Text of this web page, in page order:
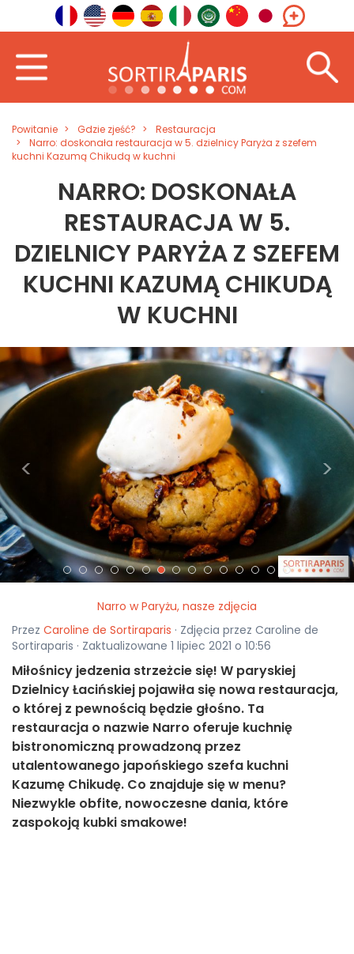
Powitanie Gdzie zjeść?
Restauracja
Narro: doskonała restauracja w 5. dzielnicy Paryża z szefem
kuchni Kazumą Chikudą w kuchni
NARRO: DOSKONAŁA
RESTAURACJA W 5.
DZIELNICY PARYŻA Z SZEFEM
KUCHNI KAZUMĄ CHIKUDĄ
W KUCHNI
< >
Narro w Paryżu, nasze zdjęcia
Przez Caroline de Sortiraparis · Zdjęcia przez Caroline de
Sortiraparis · Zaktualizowane 1 lipiec 2021 o 10:56
Miłośnicy jedzenia strzeżcie się! W paryskiej
Dzielnicy Łacińskiej pojawiła się nowa restauracja,
o której z pewnością będzie głośno. Ta
restauracja o nazwie Narro oferuje kuchnię
bistronomiczną prowadzoną przez
utalentowanego japońskiego szefa kuchni
Kazumę Chikudę. Co znajduje się w menu?
Niezwykle obfite, nowoczesne dania, które
zaspokoją kubki smakowe!